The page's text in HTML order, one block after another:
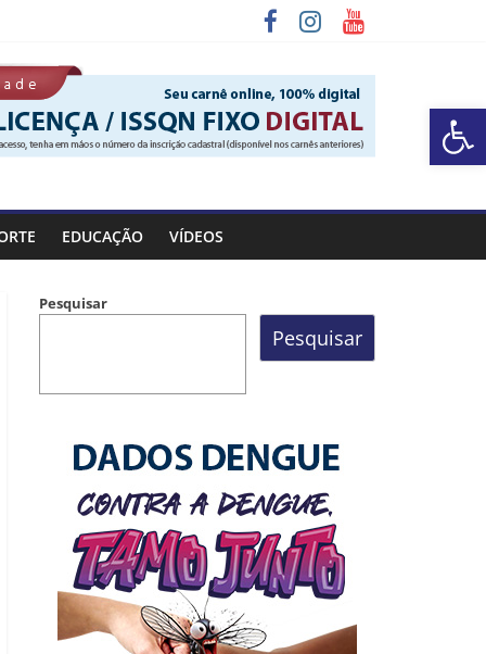
Barra de Ferramentas Aberta
Rocinha
EDUCAÇÃO VÍDEOS
Pesquisar
Pesquisar